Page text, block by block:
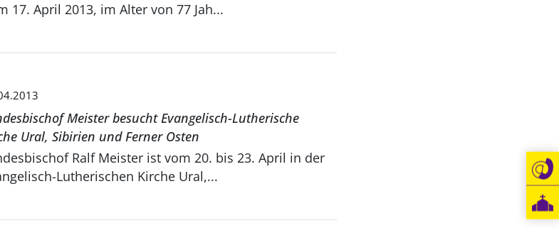
17. April 2013, im Alter von 77 Jah...
Meister besucht Evangelisch-Lutherische
Ural, Sibirien und Ferner Osten
Ralf Meister ist vom 20. bis 23. April in der
Lutherischen Kirche Ural,...